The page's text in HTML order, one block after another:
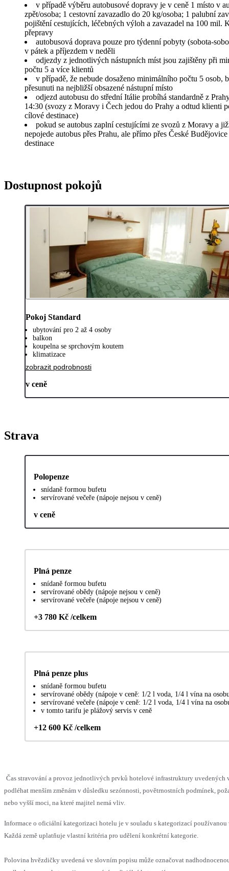
v případě výběru autobusové dopravy je v ceně 1 místo v
zpět/osoba; 1 cestovní zavazadlo do 20 kg/osoba; 1 palubní
pojištění cestujících, léčebných výloh a zavazadel na 100 mil.
přepravy
autobusová doprava pouze pro týdenní pobyty (sobota-
v pátek a příjezdem v neděli
odjezdy z jednotlivých nástupních míst jsou zajištěny při
počtu 5 a více klientů
v případě, že nebude dosaženo minimálního počtu 5 osob,
přesunuti na nejbližší obsazené nástupní místo
odjezd autobusu do střední Itálie probíhá standardně z
14:30 (svozy z Moravy i Čech jedou do Prahy a odtud klienti
cílové destinace)
pokud se autobus zaplní cestujícími ze svozů z Moravy a
nepojede autobus přes Prahu, ale přímo přes České
destinace
Dostupnost pokojů
Pokoj Standard
ubytování pro 2 až 4 osoby
balkon
koupelna se sprchovým koutem
klimatizace
zobrazit podrobnosti
v ceně
Strava
Polopenze
snídaně formou bufetu
servírované večeře (nápoje nejsou v ceně)
v ceně
Plná penze
snídaně formou bufetu
servírované obědy (nápoje nejsou v ceně)
servírované večeře (nápoje nejsou v ceně)
+3 780 Kč /celkem
Plná penze plus
snídaně formou bufetu
servírované obědy (nápoje v ceně: 1/2 l voda, 1/4 l vína na
servírované večeře (nápoje v ceně: 1/2 l voda, 1/4 l vína na
v tomto tarifu je plážový servis v ceně
+12 600 Kč /celkem
Čas stravování a provoz jednotlivých prvků hotelové infrastruktury uvedených
podléhat menším změnám v důsledku sezónnosti, povětrnostních podmínek,
nebo vyšší moci, na které majitel nemá vliv.
Informace o oficiální kategorizaci hotelu je v souladu s kategorizací používanou
Každá země uplatňuje vlastní kritéria pro udělení konkrétní kategorie.
Polovina hvězdičky uvedená ve slovním popisu může označovat